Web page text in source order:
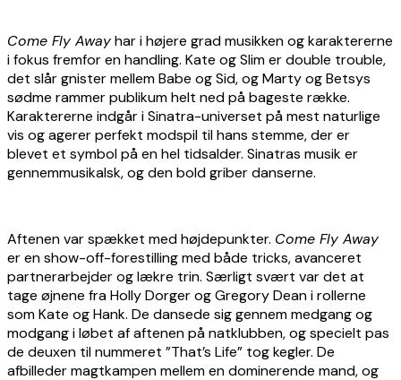
Come Fly Awayhar i højere grad musikken og karaktererne
i fokus fremfor en handling. Kate og Slim er double trouble,
det slår gnister mellem Babe og Sid, og Marty og Betsys
sødme rammer publikum helt ned på bageste række.
Karaktererne indgår i Sinatra-universet på mest naturlige
vis og agerer perfekt modspil til hans stemme, der er
blevet et symbol på en hel tidsalder. Sinatras musik er
gennemmusikalsk, og den bold griber danserne.
Aftenen var spækket med højdepunkter. Come Fly Away
er en show-off-forestilling med både tricks, avanceret
partnerarbejder og lækre trin. Særligt svært var det at
tage øjnene fra Holly Dorger og Gregory Dean i rollerne
som Kate og Hank. De dansede sig gennem medgang og
modgang i løbet af aftenen på natklubben, og specielt pas
de deuxen til nummeret ”That’s Life” tog kegler. De
afbilleder magtkampen mellem en dominerende mand, og